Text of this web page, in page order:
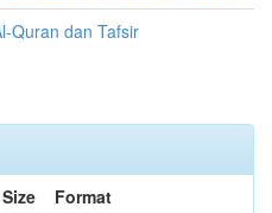
Quran dan Tafsir
Size
Format